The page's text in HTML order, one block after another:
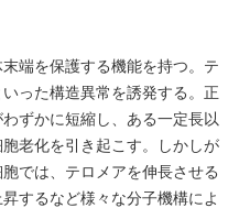
端を保護する機能を持つ。テ
った構造異常を誘発する。正
ずかに短縮し、ある一定長以
老化を引き起こす。しかしが
では、テロメアを伸長させる
するなど様々な分子機構によ